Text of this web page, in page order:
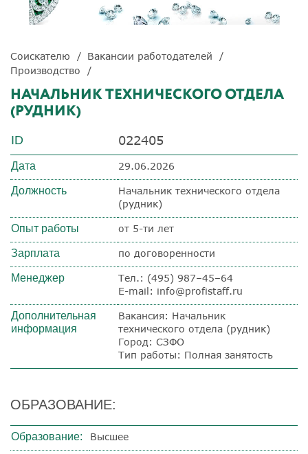
Соискателю
Вакансии работодателей
Производство
НАЧАЛЬНИК ТЕХНИЧЕСКОГО ОТДЕЛА
(РУДНИК)
ID 022405
Дата 29.06.2026
Должность
Начальник технического отдела
(рудник)
Опыт работы от 5-ти лет
Зарплата по договоренности
Менеджер
Тел.: (495) 987–45–64
E-mail: info@profistaff.ru
Дополнительная
информация
Вакансия: Начальник
технического отдела (рудник)
Город: СЗФО
Тип работы: Полная занятость
ОБРАЗОВАНИЕ:
Образование: Высшее